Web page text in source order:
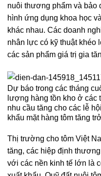
nuôi thương phẩm và bảo
hình ứng dụng khoa học
khác nhau. Các doanh
nhân lực có kỹ thuật khéo
các sản phẩm giá trị gia
Dự báo trong các tháng
lượng hàng tồn kho ở
nhu cầu tăng cho các lễ
khẩu mặt hàng tôm tăng
Thị trường cho tôm Việt
tăng, các hiệp định
với các nền kinh tế lớn là